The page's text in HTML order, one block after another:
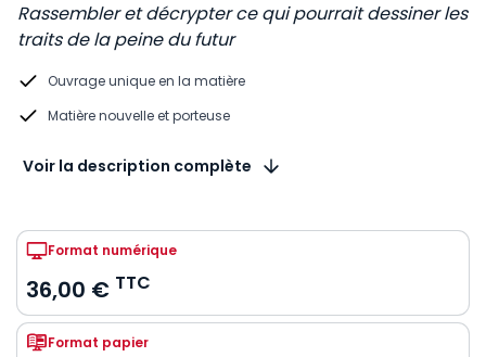
Rassembler et décrypter ce qui pourrait dessiner les
traits de la peine du futur
Ouvrage unique en la matière
Matière nouvelle et porteuse
Voir la description complète
Format numérique
36,00 € TTC
Format papier